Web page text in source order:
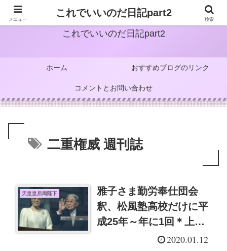
これでいいのだ日記part2
ホーム おすすめブログのリンク
コメントとお問い合わせ
二重権威 週刊誌
天皇皇后両陛下
雅子さま勤労奉仕団会
釈、松風塾高校だけに平
成25年～年に1回＊上皇
夫妻の嫌いな二重権威を
2020.01.12
メニュー
これでいいのだ日記part2
検索